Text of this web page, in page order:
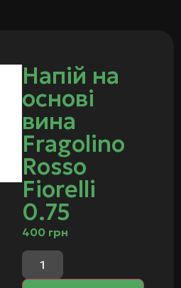
Напій на
основі
вина
Fragolino
Rosso
Fiorelli
0.75
400 грн